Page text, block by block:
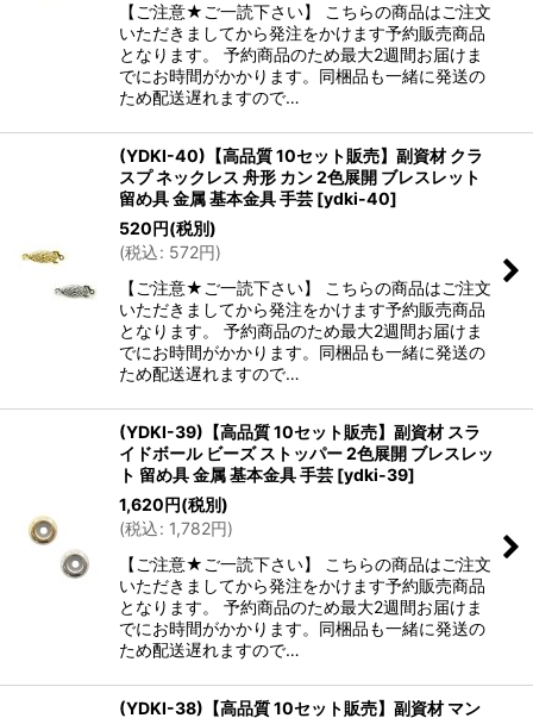
【ご注意★ご一読下さい】 こちらの商品はご注文
いただきましてから発注をかけます予約販売商品
となります。 予約商品のため最大2週間お届けま
でにお時間がかかります。同梱品も一緒に発送の
ため配送遅れますので…
(YDKI-40)【高品質 10セット販売】副資材 クラ
スプ ネックレス 舟形 カン 2色展開 ブレスレット
留め具 金属 基本金具 手芸 [ydki-40]
520円(税別)
(税込: 572円)
【ご注意★ご一読下さい】 こちらの商品はご注文
いただきましてから発注をかけます予約販売商品
となります。 予約商品のため最大2週間お届けま
でにお時間がかかります。同梱品も一緒に発送の
ため配送遅れますので…
(YDKI-39)【高品質 10セット販売】副資材 スラ
イドボール ビーズ ストッパー 2色展開 ブレスレッ
ト 留め具 金属 基本金具 手芸 [ydki-39]
1,620円(税別)
(税込: 1,782円)
【ご注意★ご一読下さい】 こちらの商品はご注文
いただきましてから発注をかけます予約販売商品
となります。 予約商品のため最大2週間お届けま
でにお時間がかかります。同梱品も一緒に発送の
ため配送遅れますので…
(YDKI-38)【高品質 10セット販売】副資材 マン